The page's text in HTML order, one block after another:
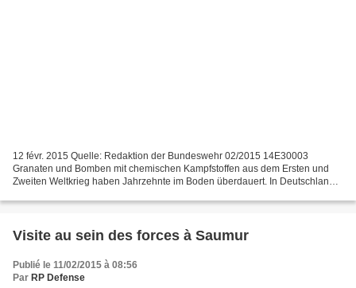
12 févr. 2015 Quelle: Redaktion der Bundeswehr 02/2015 14E30003
Granaten und Bomben mit chemischen Kampfstoffen aus dem Ersten und
Zweiten Weltkrieg haben Jahrzehnte im Boden überdauert. In Deutschland
Visite au sein des forces à Saumur
Publié le 11/02/2015 à 08:56
Par RP Defense